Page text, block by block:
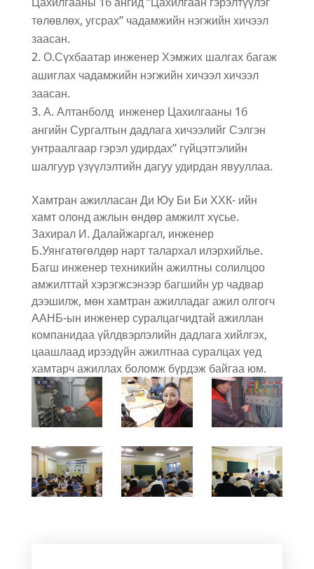
төлөвлөх, угсрах” чадамжийн нэгжийн хичээл
заасан.
О.Сүхбаатар инженер Хэмжих шалгах багаж
ашиглах чадамжийн нэгжийн хичээл хичээл
заасан.
А. Алтанболд инженер Цахилгааны 1б
ангийн Сургалтын дадлага хичээлийг Сэлгэн
унтраалгаар гэрэл удирдах” гүйцэтгэлийн
шалгуур үзүүлэлтийн дагуу удирдан явууллаа.
Хамтран ажилласан Ди Юу Би Би ХХК- ийн
хамт олонд ажлын өндөр амжилт хүсье.
Захирал И. Далайжаргал, инженер
Б.Уянгатөгөлдөр нарт талархал илэрхийлье.
Багш инженер техникийн ажилтны солилцоо
амжилттай хэрэгжсэнээр багшийн ур чадвар
дээшилж, мөн хамтран ажилладаг ажил олгогч
ААНБ-ын инженер суралцагчидтай ажиллан
компанидаа үйлдвэрлэлийн дадлага хийлгэх,
цаашлаад ирээдүйн ажилтнаа суралцах үед
хамтарч ажиллах боломж бүрдэж байгаа юм.